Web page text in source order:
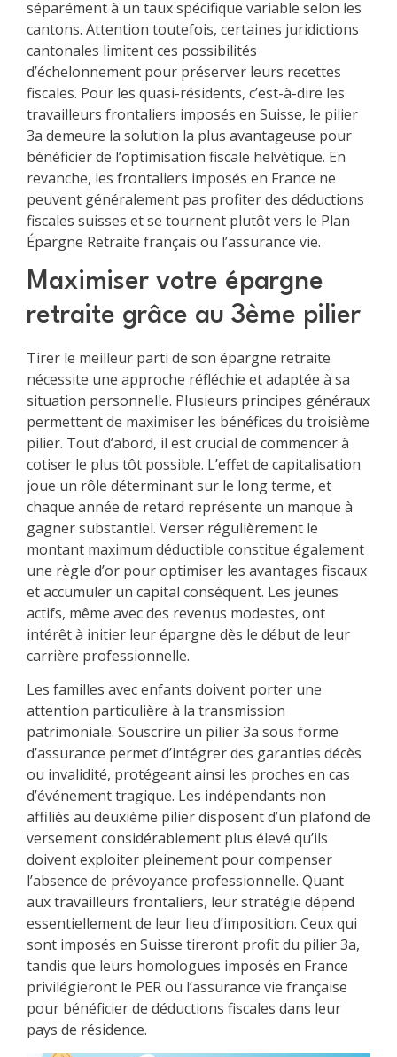
séparément à un taux spécifique variable selon les
cantons. Attention toutefois, certaines juridictions
cantonales limitent ces possibilités
d’échelonnement pour préserver leurs recettes
fiscales. Pour les quasi-résidents, c’est-à-dire les
travailleurs frontaliers imposés en Suisse, le pilier
3a demeure la solution la plus avantageuse pour
bénéficier de l’optimisation fiscale helvétique. En
revanche, les frontaliers imposés en France ne
peuvent généralement pas profiter des déductions
fiscales suisses et se tournent plutôt vers le Plan
Épargne Retraite français ou l’assurance vie.
Maximiser votre épargne
retraite grâce au 3ème pilier
Tirer le meilleur parti de son épargne retraite
nécessite une approche réfléchie et adaptée à sa
situation personnelle. Plusieurs principes généraux
permettent de maximiser les bénéfices du troisième
pilier. Tout d’abord, il est crucial de commencer à
cotiser le plus tôt possible. L’effet de capitalisation
joue un rôle déterminant sur le long terme, et
chaque année de retard représente un manque à
gagner substantiel. Verser régulièrement le
montant maximum déductible constitue également
une règle d’or pour optimiser les avantages fiscaux
et accumuler un capital conséquent. Les jeunes
actifs, même avec des revenus modestes, ont
intérêt à initier leur épargne dès le début de leur
carrière professionnelle.
Les familles avec enfants doivent porter une
attention particulière à la transmission
patrimoniale. Souscrire un pilier 3a sous forme
d’assurance permet d’intégrer des garanties décès
ou invalidité, protégeant ainsi les proches en cas
d’événement tragique. Les indépendants non
affiliés au deuxième pilier disposent d’un plafond de
versement considérablement plus élevé qu’ils
doivent exploiter pleinement pour compenser
l’absence de prévoyance professionnelle. Quant
aux travailleurs frontaliers, leur stratégie dépend
essentiellement de leur lieu d’imposition. Ceux qui
sont imposés en Suisse tireront profit du pilier 3a,
tandis que leurs homologues imposés en France
privilégieront le PER ou l’assurance vie française
pour bénéficier de déductions fiscales dans leur
pays de résidence.